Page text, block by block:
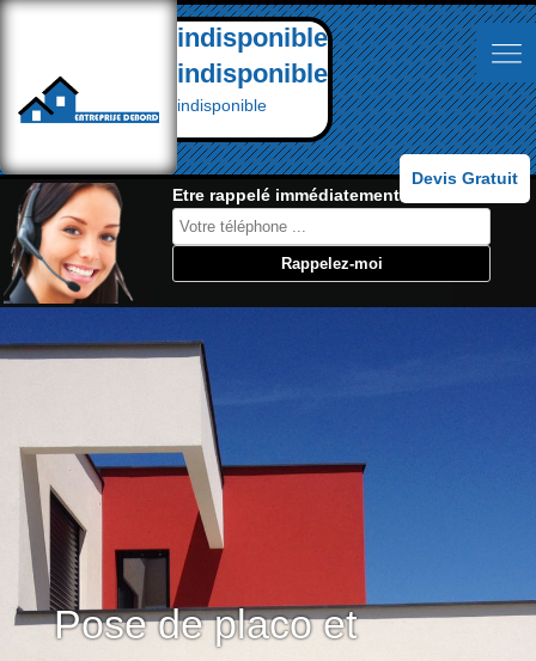
indisponible
indisponible
indisponible
Devis Gratuit
Etre rappelé immédiatement:
Pose de placo et